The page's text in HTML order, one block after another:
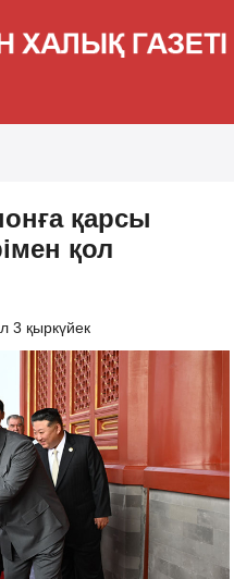
қарсы
қол
3 қыркүйек